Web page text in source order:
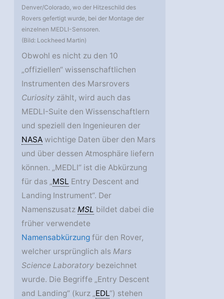
Denver/Colorado, wo der Hitzeschild des
Rovers gefertigt wurde, bei der Montage der
einzelnen MEDLI-Sensoren.
(Bild: Lockheed Martin)
Obwohl es nicht zu den 10
„offiziellen“ wissenschaftlichen
Instrumenten des Marsrovers
Curiosity zählt, wird auch das
MEDLI-Suite den Wissenschaftlern
und speziell den Ingenieuren der
NASA wichtige Daten über den Mars
und über dessen Atmosphäre liefern
können. „MEDLI“ ist die Abkürzung
für das „MSL Entry Descent and
Landing Instrument“. Der
NamenszusatzMSL bildet dabei die
früher verwendete
Namensabkürzung für den Rover,
welcher ursprünglich alsMars
Science Laboratory bezeichnet
wurde. Die Begriffe „Entry Descent
and Landing“ (kurz „EDL“) stehen